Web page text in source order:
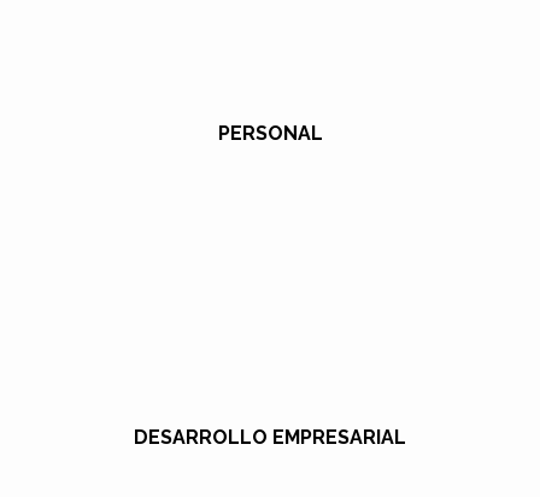
PERSONAL
DESARROLLO EMPRESARIAL